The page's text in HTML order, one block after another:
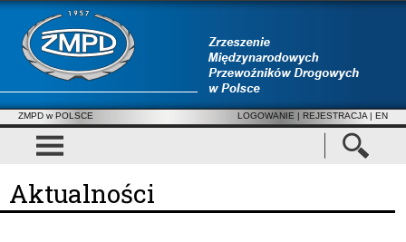
ZMPD w POLSCE LOGOWANIE | REJESTRACJA | EN
Aktualności